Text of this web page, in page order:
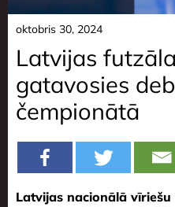
oktobris 30, 2024
Latvijas
gatavosies
čempionātā
Latvijas nacionālā